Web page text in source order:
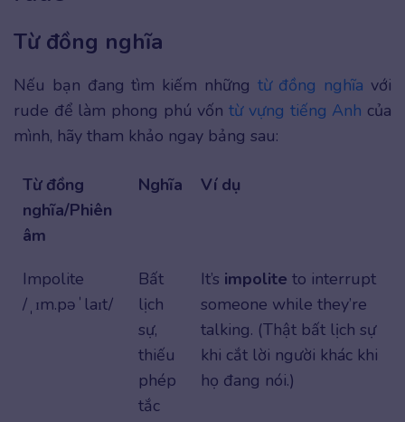
Từ đồng nghĩa
Nếu bạn đang tìm kiếm những từ đồng nghĩa với
rude để làm phong phú vốntừ vựng tiếng Anh của
mình, hãy tham khảo ngay bảng sau:
Từ đồng
nghĩa/Phiên
âm
Nghĩa Ví dụ
Impolite
/ˌɪm.pəˈlaɪt/
Bất
lịch
sự,
thiếu
phép
tắc
It’s impolite to interrupt
someone while they’re
talking. (Thật bất lịch sự
khi cắt lời người khác khi
họ đang nói.)